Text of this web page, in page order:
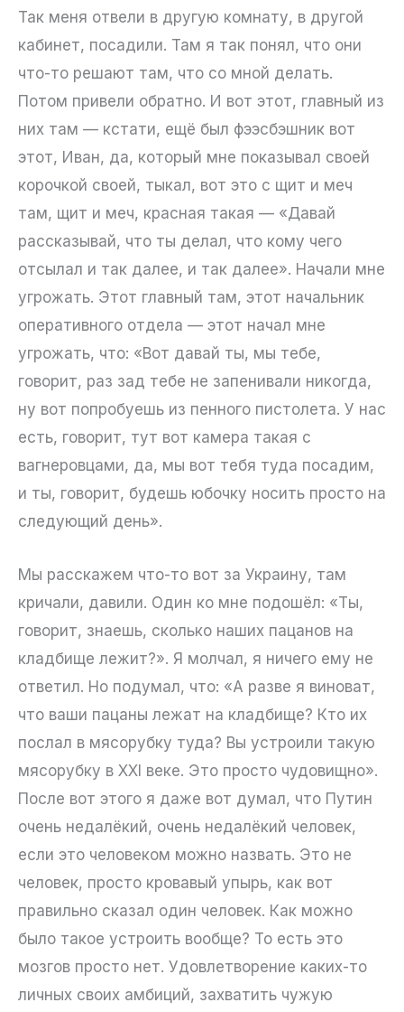
Так меня отвели в другую комнату, в другой
кабинет, посадили. Там я так понял, что они
что-то решают там, что со мной делать.
Потом привели обратно. И вот этот, главный из
них там — кстати, ещё был фээсбэшник вот
этот, Иван, да, который мне показывал своей
корочкой своей, тыкал, вот это с щит и меч
там, щит и меч, красная такая — «Давай
рассказывай, что ты делал, что кому чего
отсылал и так далее, и так далее». Начали мне
угрожать. Этот главный там, этот начальник
оперативного отдела — этот начал мне
угрожать, что: «Вот давай ты, мы тебе,
говорит, раз зад тебе не запенивали никогда,
ну вот попробуешь из пенного пистолета. У нас
есть, говорит, тут вот камера такая с
вагнеровцами, да, мы вот тебя туда посадим,
и ты, говорит, будешь юбочку носить просто на
следующий день».
Мы расскажем что-то вот за Украину, там
кричали, давили. Один ко мне подошёл: «Ты,
говорит, знаешь, сколько наших пацанов на
кладбище лежит?». Я молчал, я ничего ему не
ответил. Но подумал, что: «А разве я виноват,
что ваши пацаны лежат на кладбище? Кто их
послал в мясорубку туда? Вы устроили такую
мясорубку в XXI веке. Это просто чудовищно».
После вот этого я даже вот думал, что Путин
очень недалёкий, очень недалёкий человек,
если это человеком можно назвать. Это не
человек, просто кровавый упырь, как вот
правильно сказал один человек. Как можно
было такое устроить вообще? То есть это
мозгов просто нет. Удовлетворение каких-то
личных своих амбиций, захватить чужую